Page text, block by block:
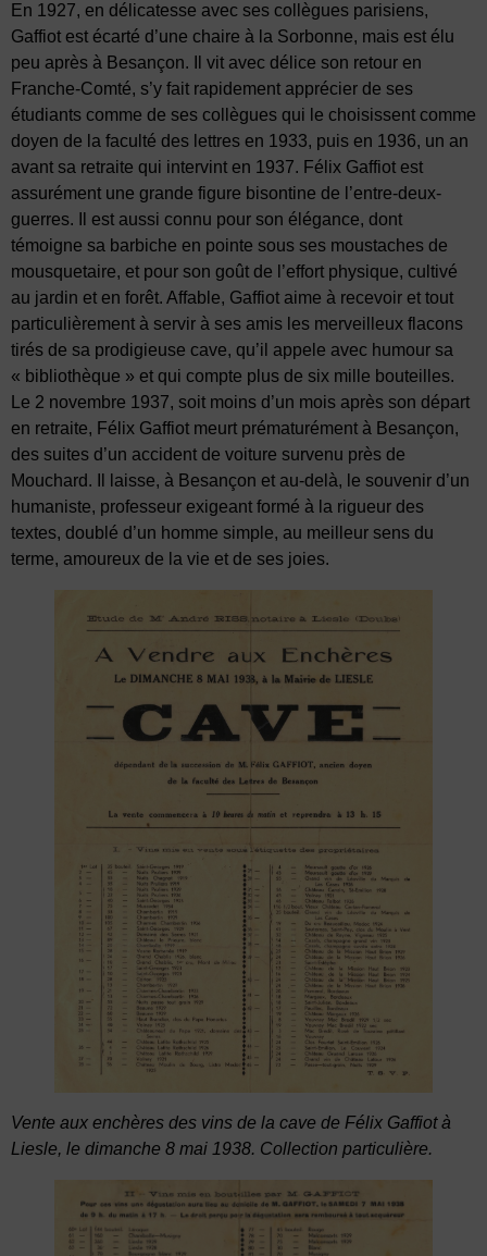
En 1927, en délicatesse avec ses collègues parisiens,
Gaffiot est écarté d’une chaire à la Sorbonne, mais est élu
peu après à Besançon. Il vit avec délice son retour en
Franche-Comté, s’y fait rapidement apprécier de ses
étudiants comme de ses collègues qui le choisissent comme
doyen de la faculté des lettres en 1933, puis en 1936, un an
avant sa retraite qui intervint en 1937. Félix Gaffiot est
assurément une grande figure bisontine de l’entre-deux-
guerres. Il est aussi connu pour son élégance, dont
témoigne sa barbiche en pointe sous ses moustaches de
mousquetaire, et pour son goût de l’effort physique, cultivé
au jardin et en forêt. Affable, Gaffiot aime à recevoir et tout
particulièrement à servir à ses amis les merveilleux flacons
tirés de sa prodigieuse cave, qu’il appele avec humour sa
« bibliothèque » et qui compte plus de six mille bouteilles.
Le 2 novembre 1937, soit moins d’un mois après son départ
en retraite, Félix Gaffiot meurt prématurément à Besançon,
des suites d’un accident de voiture survenu près de
Mouchard. Il laisse, à Besançon et au-delà, le souvenir d’un
humaniste, professeur exigeant formé à la rigueur des
textes, doublé d’un homme simple, au meilleur sens du
terme, amoureux de la vie et de ses joies.
Vente aux enchères des vins de la cave de Félix Gaffiot à
Liesle, le dimanche 8 mai 1938. Collection particulière.